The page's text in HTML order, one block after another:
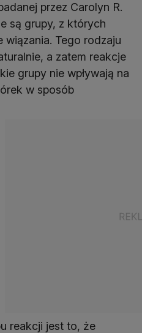
przez Carolyn R.
są grupy, z których
wiązania. Tego rodzaju
a zatem reakcje
grupy nie wpływają na
w sposób
reakcji jest to, że